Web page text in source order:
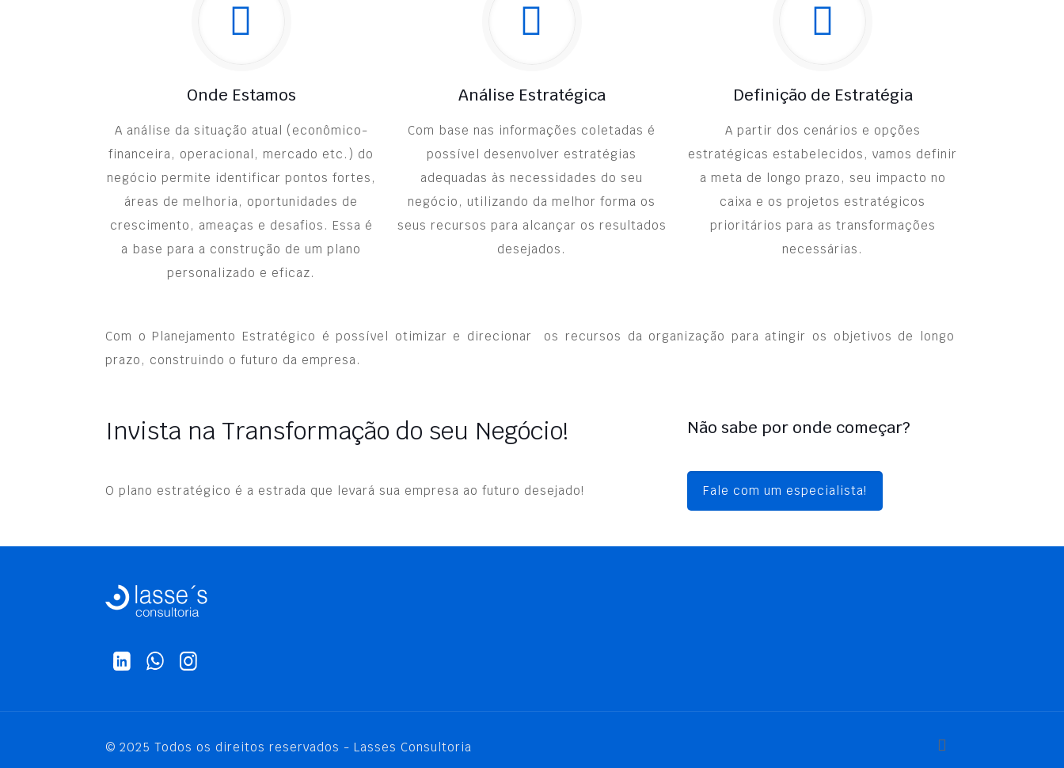
Onde Estamos
A análise da situação atual (econômico-
financeira, operacional, mercado etc.) do
negócio permite identificar pontos fortes,
áreas de melhoria, oportunidades de
crescimento, ameaças e desafios. Essa é
a base para a construção de um plano
personalizado e eficaz.
Análise Estratégica
Com base nas informações coletadas é
possível desenvolver estratégias
adequadas às necessidades do seu
negócio, utilizando da melhor forma os
seus recursos para alcançar os resultados
desejados.
Definição de Estratégia
A partir dos cenários e opções
estratégicas estabelecidos, vamos definir
a meta de longo prazo, seu impacto no
caixa e os projetos estratégicos
prioritários para as transformações
necessárias.
Com o Planejamento Estratégico é possível otimizar e direcionar os recursos da organização para atingir os objetivos de longo
prazo, construindo o futuro da empresa.
Invista na Transformação do seu Negócio!
O plano estratégico é a estrada que levará sua empresa ao futuro desejado!
Não sabe por onde começar?
Fale com um especialista!
© 2025 Todos os direitos reservados - Lasses Consultoria